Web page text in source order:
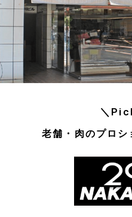
＼
老舗・肉のプロシ